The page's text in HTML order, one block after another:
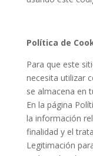
Política de
Para que este
necesita utilizar
se almacena en
En la página
la información
finalidad y el
Legitimación